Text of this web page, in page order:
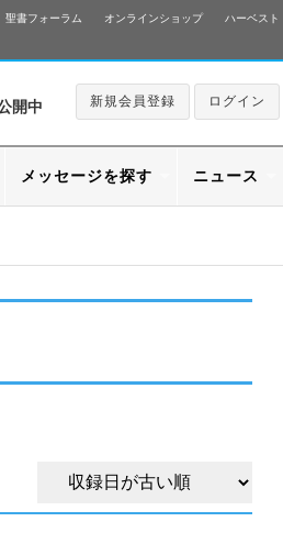
聖書フォーラム オンラインショップ ハーベスト
開中 新規会員登録 ログイン
メッセージを探す ニュース